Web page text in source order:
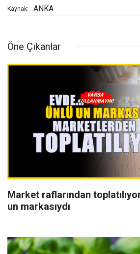
Kaynak: ANKA
Öne Çıkanlar
Market raflarından
un markasıydı